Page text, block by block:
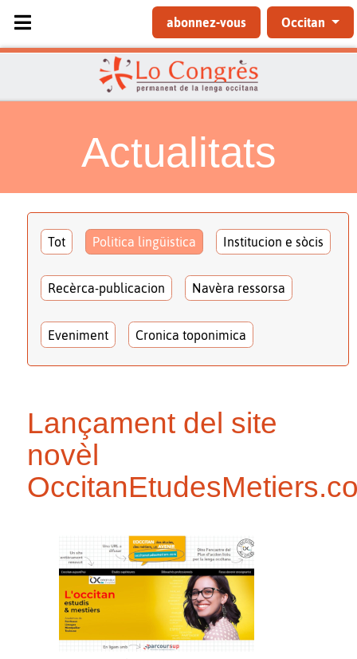
Sélectionnez votre langue
abonnez-vous Occitan
Actualitats
Tot Politica lingüistica Institucion e sòcis
Recèrca-publicacion Navèra ressorsa
Eveniment Cronica toponimica
Lançament del site
novèl